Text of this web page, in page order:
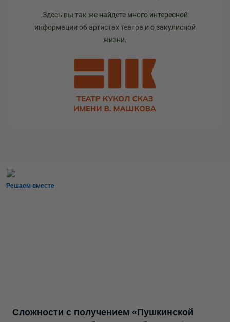
Здесь вы так же найдете много интересной
информации об артистах театра и о закулисной
жизни.
Решаем вместе
Сложности с получением «Пушкинской